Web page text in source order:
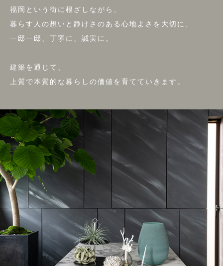
福岡という街に根ざしながら、
暮らす人の想いと静けさのある心地よさを大切に、
一邸一邸、丁寧に、誠実に。
建築を通じて、
上質で本質的な暮らしの価値を育てていきます。